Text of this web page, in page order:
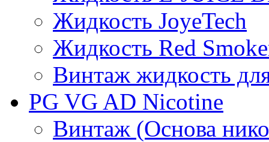
Жидкость JoyeTech
Жидкость Red
Винтаж жидкость
PG VG AD Nicotine
Винтаж (Основа